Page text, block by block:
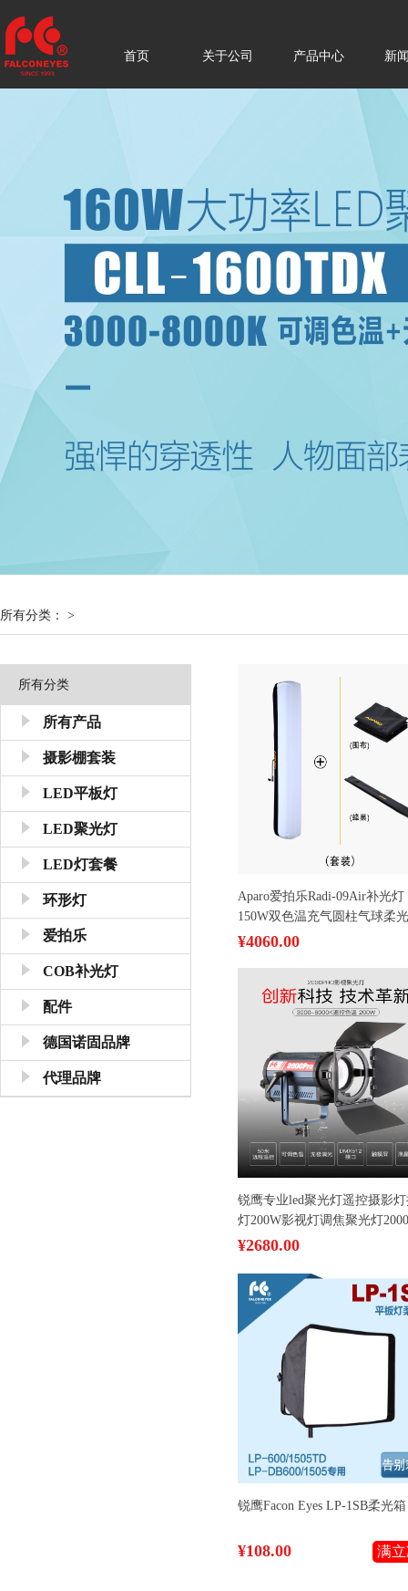
首页 关于公司 产品中心 新
所有分类： >
所有分类
所有产品
摄影棚套装
LED平板灯
LED聚光灯
LED灯套餐
环形灯
爱拍乐
COB补光灯
配件
德国诺固品牌
代理品牌
Aparo爱拍乐Radi-09Air补光灯
150W双色温充气圆柱气球柔
影视摄影灯 [ 单灯标配 ]+ 挡
¥4060.00
锐鹰专业led聚光灯遥控摄影
灯200W影视灯调焦聚光灯
¥2680.00
锐鹰Facon Eyes LP-1SB柔光箱
¥108.00 满